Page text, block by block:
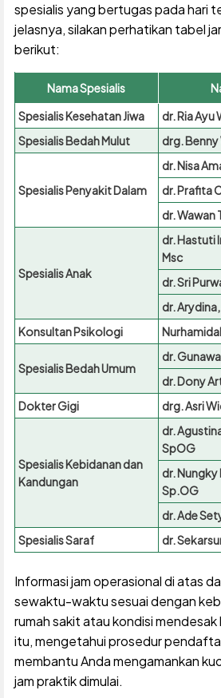
spesialis yang bertugas pada hari
jelasnya, silakan perhatikan tabel
berikut:
Nama Spesialis
Spesialis Kesehatan Jiwa
dr. Ria Ayu
Spesialis Bedah Mulut
drg.
Spesialis Penyakit Dalam
dr. Nisa
dr. Prafita
dr. Wawan
Spesialis Anak
dr. Hastuti
Msc
dr. Sri
dr.
Konsultan Psikologi
Spesialis Bedah Umum
dr.
dr. Dony
Dokter Gigi
drg. Asri
Spesialis Kebidanan dan
Kandungan
dr.
SpOG
dr.
Sp.OG
dr. Ade
Spesialis Saraf
dr.
Informasi jam operasional di atas
sewaktu-waktu sesuai dengan
rumah sakit atau kondisi
itu, mengetahui prosedur
membantu Anda mengamankan
jam praktik dimulai.